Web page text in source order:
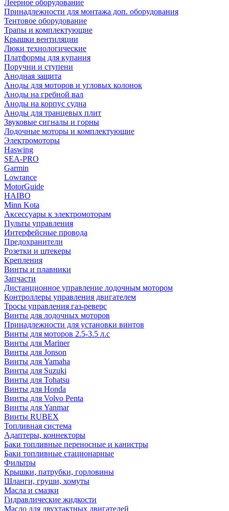
Леерное оборудование
Принадлежности для монтажа доп. оборудования
Тентовое оборудование
Трапы и комплектующие
Крышки вентиляции
Люки технологические
Платформы для купания
Поручни и ступени
Анодная защита
Аноды для моторов и угловых колонок
Аноды на гребной вал
Аноды на корпус судна
Аноды для транцевых плит
Звуковые сигналы и горны
Лодочные моторы и комплектующие
Электромоторы
Haswing
SEA-PRO
Garmin
Lowrance
MotorGuide
HAIBO
Minn Kota
Аксессуары к электромоторам
Пульты управления
Интерфейсные провода
Предохранители
Розетки и штекеры
Крепления
Винты и плавники
Запчасти
Дистанционное управление лодочным мотором
Контроллеры управления двигателем
Тросы управления газ-реверс
Винты для лодочных моторов
Принадлежности для установки винтов
Винты для моторов 2.5-3.5 л.с
Винты для Mariner
Винты для Jonson
Винты для Yamaha
Винты для Suzuki
Винты для Tohatsu
Винты для Honda
Винты для Volvo Penta
Винты для Yanmar
Винты RUBEX
Топливная система
Адаптеры, коннекторы
Баки топливные переносные и канистры
Баки топливные стационарные
Фильтры
Крышки, патрубки, горловины
Шланги, груши, хомуты
Масла и смазки
Гидравлические жидкости
Масло для двухтактных двигателей